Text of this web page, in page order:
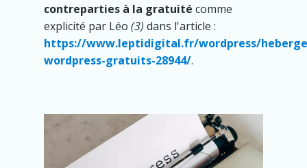
contreparties à la gratuité comme
explicité par Léo (3) dans l'article :
https://www.leptidigital.fr/wordpress/
wordpress-gratuits-28944/.